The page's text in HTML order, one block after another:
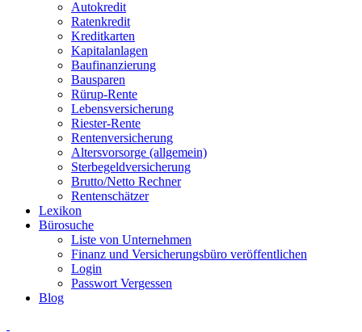
Autokredit
Ratenkredit
Kreditkarten
Kapitalanlagen
Baufinanzierung
Bausparen
Rürup-Rente
Lebensversicherung
Riester-Rente
Rentenversicherung
Altersvorsorge (allgemein)
Sterbegeldversicherung
Brutto/Netto Rechner
Rentenschätzer
Lexikon
Bürosuche
Liste von Unternehmen
Finanz und Versicherungsbüro veröffentlichen
Login
Passwort Vergessen
Blog